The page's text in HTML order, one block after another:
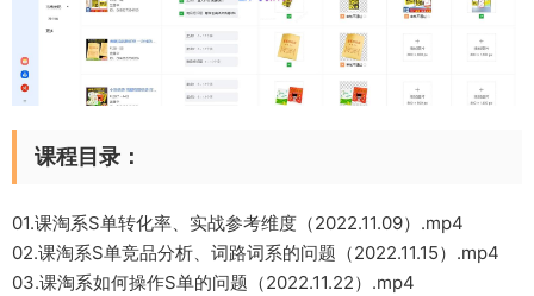
课程目录：
01.课淘系S单转化率、实战参考维度（2022.11.09）.mp4
02.课淘系S单竞品分析、词路词系的问题（2022.11.15）.mp4
03.课淘系如何操作S单的问题（2022.11.22）.mp4